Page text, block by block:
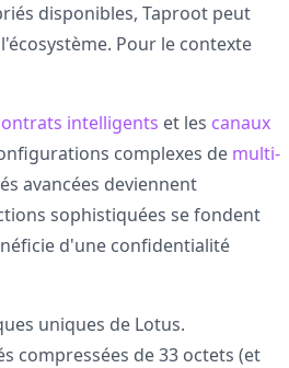
disponibles, Taproot peut
Pour le contexte
intelligents et les canaux
complexes de multi-
avancées deviennent
sophistiquées se fondent
d'une confidentialité
uniques de Lotus.
compressées de 33 octets (et